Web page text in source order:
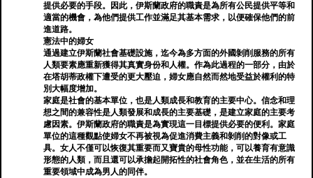
提供必要的手段。因此，伊斯蘭政府的職責是為所有公民提供平等和
適當的機會，為他們提供工作並滿足其基本需求，以便確保他們的前
進道路。
憲法中的婦女
通過建立伊斯蘭社會基礎設施，迄今為多方面的外國剝削服務的所有
人類要素應重新獲得其真實身份和人權。作為此過程的一部分，由於
在塔胡蒂政權下遭受的更大壓迫，婦女應自然而然地受益於權利的特
別大幅度增加。
家庭是社會的基本單位，也是人類成長和教育的主要中心。信念和理
想之間的兼容性是人類發展和成長的主要基礎，是建立家庭的主要考
慮因素。伊斯蘭政府的職責是為實現這一目標提供必要的便利。家庭
單位的這種觀點使婦女不再被視為促進消費主義和剝削的對像或工
具。女人不僅可以恢復其重要而又寶貴的母性功能，可以養育有意識
形態的人類，而且還可以承擔起開拓性的社會角色，並在生活的所有
重要領域中成為男人的同伴。